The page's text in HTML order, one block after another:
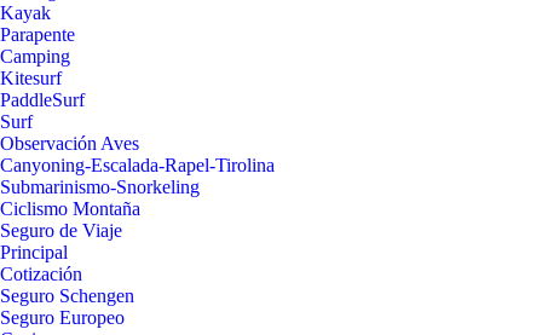
Kayak
Parapente
Camping
Kitesurf
PaddleSurf
Surf
Observación Aves
Canyoning-Escalada-Rapel-Tirolina
Submarinismo-Snorkeling
Ciclismo Montaña
Seguro de Viaje
Principal
Cotización
Seguro Schengen
Seguro Europeo